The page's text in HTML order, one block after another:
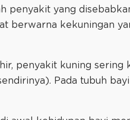
penyakit yang
berwarna kekuningan
penyakit kuning
Pada tubuh